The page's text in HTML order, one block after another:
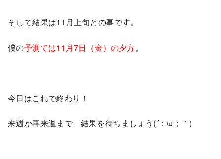
そして結果は11月上旬との事です。
僕の予測では11月7日（金）の夕方。
今日はこれで終わり！
来週か再来週まで、結果を待ちましょう(´；ω；｀)